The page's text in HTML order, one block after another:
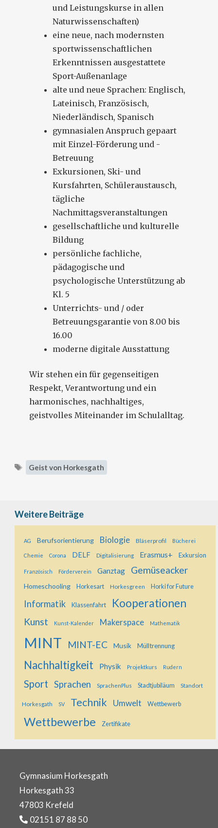
und Leistungskurse in allen
Naturwissenschaften)
eine neue, nach modernsten
sportwissenschaftlichen
Erkenntnissen ausgestattete
Sport-Außenanlage
alte und neue Sprachen: Englisch,
Lateinisch, Französisch,
Niederländisch, Spanisch
gymnasialen Anspruch gepaart
mit Einzel-Förderung und -
Betreuung
Exkursionen, Ski- und
Kursfahrten, Schüleraustausch,
tägliche
Nachmittagsveranstaltungen
gesellschaftliche und kulturelle
Bildung
persönliche fachliche,
pädagogische und
psychologische Unterstützung ab
Kl. 5
Unterrichts- und / oder
Betreuungsgarantie von 8.00 bis
16.00
moderne digitale Ausstattung
Wir stehen ein für gegenseitigen
Respekt, Verantwortung und ein
harmonisches, nachhaltiges,
geistvolles Miteinander im Schulalltag.
Schlagwörter
Geist von Horkesgath
Weitere Beiträge
AG Berufsorientierung Biologie Bläserprofil Bücherei
Chemie Corona DELF Digitalisierung Erasmus+ Exkursion
Französisch Förderverein Ganztag Gemüseacker
Homeschooling Horkesart Horkesgreen Horki for Future
Informatik Klassenfahrt Kooperationen
Kunst Kunst-Kalender Makerspace Mathematik
MINT MINT-EC Musik Mülltrennung
Nachhaltigkeit Physik Projektkurs Rudern
Sport Sprachen SprachenPlus Stadtjubiläum Standort
Horkesgath SV Technik Umwelt Wettbewerb
Wettbewerbe Zertifikate
Gymnasium Horkesgath
Horkesgath 33
47803 Krefeld
02151 87 88 50